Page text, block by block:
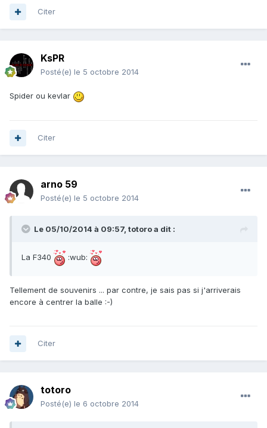
Citer
KsPR
Posté(e) le 5 octobre 2014
Spider ou kevlar
Citer
arno 59
Posté(e) le 5 octobre 2014
Le 05/10/2014 à 09:57, totoro a dit :
La F340 :wub:
Tellement de souvenirs ... par contre, je sais pas si j'arriverais
encore à centrer la balle :-)
Citer
totoro
Posté(e) le 6 octobre 2014